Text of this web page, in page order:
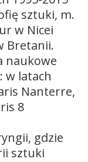
sztuki, m.
w Nicei
Bretanii.
naukowe
w latach
Nanterre,
8
gdzie
sztuki